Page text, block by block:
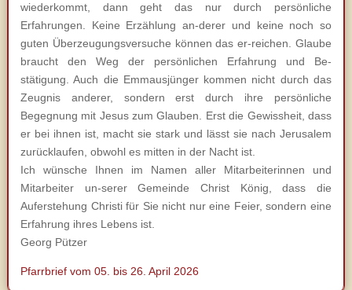
wiederkommt, dann geht das nur durch persönliche
Erfahrungen. Keine Erzählung an-derer und keine noch so
guten Überzeugungsversuche können das er-reichen. Glaube
braucht den Weg der persönlichen Erfahrung und Be-
stätigung. Auch die Emmausjünger kommen nicht durch das
Zeugnis anderer, sondern erst durch ihre persönliche
Begegnung mit Jesus zum Glauben. Erst die Gewissheit, dass
er bei ihnen ist, macht sie stark und lässt sie nach Jerusalem
zurücklaufen, obwohl es mitten in der Nacht ist.
Ich wünsche Ihnen im Namen aller Mitarbeiterinnen und
Mitarbeiter un-serer Gemeinde Christ König, dass die
Auferstehung Christi für Sie nicht nur eine Feier, sondern eine
Erfahrung ihres Lebens ist.
Georg Pützer
Pfarrbrief vom 05. bis 26. April 2026